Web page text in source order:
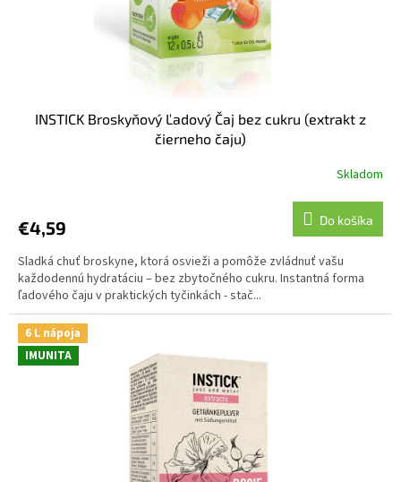
INSTICK Broskyňový Ľadový Čaj bez cukru (extrakt z
čierneho čaju)
Skladom
€4,59 Do košíka
Sladká chuť broskyne, ktorá osvieži a pomôže zvládnuť vašu
každodennú hydratáciu – bez zbytočného cukru. Instantná forma
ľadového čaju v praktických tyčinkách - stač...
6 L nápoja
IMUNITA